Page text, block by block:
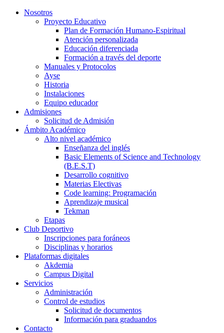
Nosotros
Proyecto Educativo
Plan de Formación Humano-Espiritual
Atención personalizada
Educación diferenciada
Formación a través del deporte
Manuales y Protocolos
Ayse
Historia
Instalaciones
Equipo educador
Admisiones
Solicitud de Admisión
Ámbito Académico
Alto nivel académico
Enseñanza del inglés
Basic Elements of Science and Technology
(B.E.S.T)
Desarrollo cognitivo
Materias Electivas
Code learning: Programación
Aprendizaje musical
Tekman
Etapas
Club Deportivo
Inscripciones para foráneos
Disciplinas y horarios
Plataformas digitales
Akdemia
Campus Digital
Servicios
Administración
Control de estudios
Solicitud de documentos
Información para graduandos
Contacto